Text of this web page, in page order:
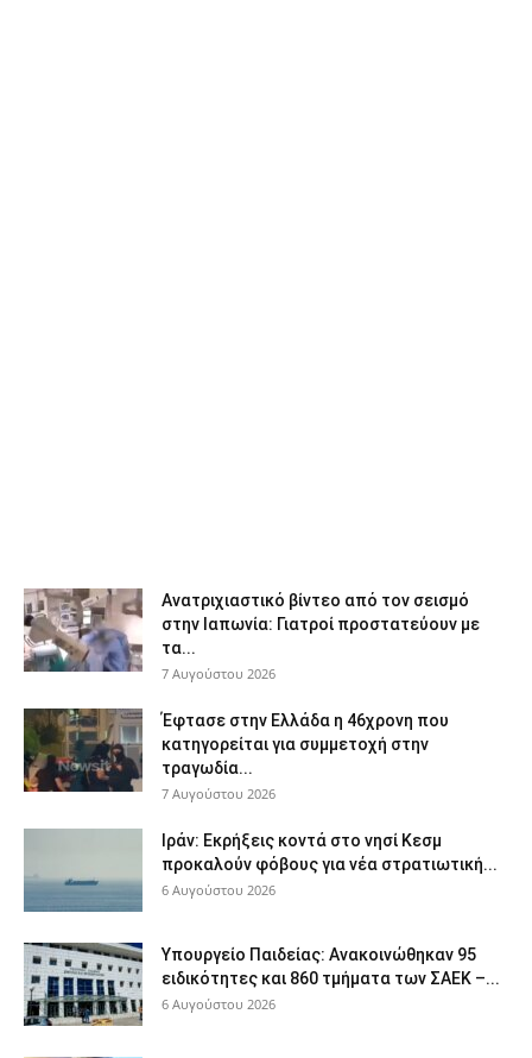
Ανατριχιαστικό βίντεο από τον σεισμό
στην Ιαπωνία: Γιατροί προστατεύουν με
τα...
7 Αυγούστου 2026
Έφτασε στην Ελλάδα η 46χρονη που
κατηγορείται για συμμετοχή στην
τραγωδία...
7 Αυγούστου 2026
Ιράν: Εκρήξεις κοντά στο νησί Κεσμ
προκαλούν φόβους για νέα στρατιωτική...
6 Αυγούστου 2026
Υπουργείο Παιδείας: Ανακοινώθηκαν 95
ειδικότητες και 860 τμήματα των ΣΑΕΚ –...
6 Αυγούστου 2026